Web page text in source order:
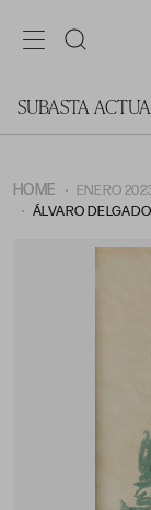
SUBASTA
HOME
ENERO
ÁLVARO